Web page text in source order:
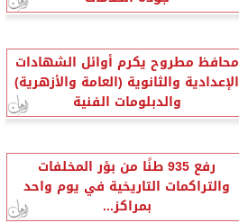
محافظ مطروح يكرم أوائل الشهادات
الإعدادية والثانوية (العامة والأزهرية)
والدبلومات الفنية
رفع 935 طنًا من بؤر المخلفات
والتراكمات التاريخية في يوم واحد
بمراكز...